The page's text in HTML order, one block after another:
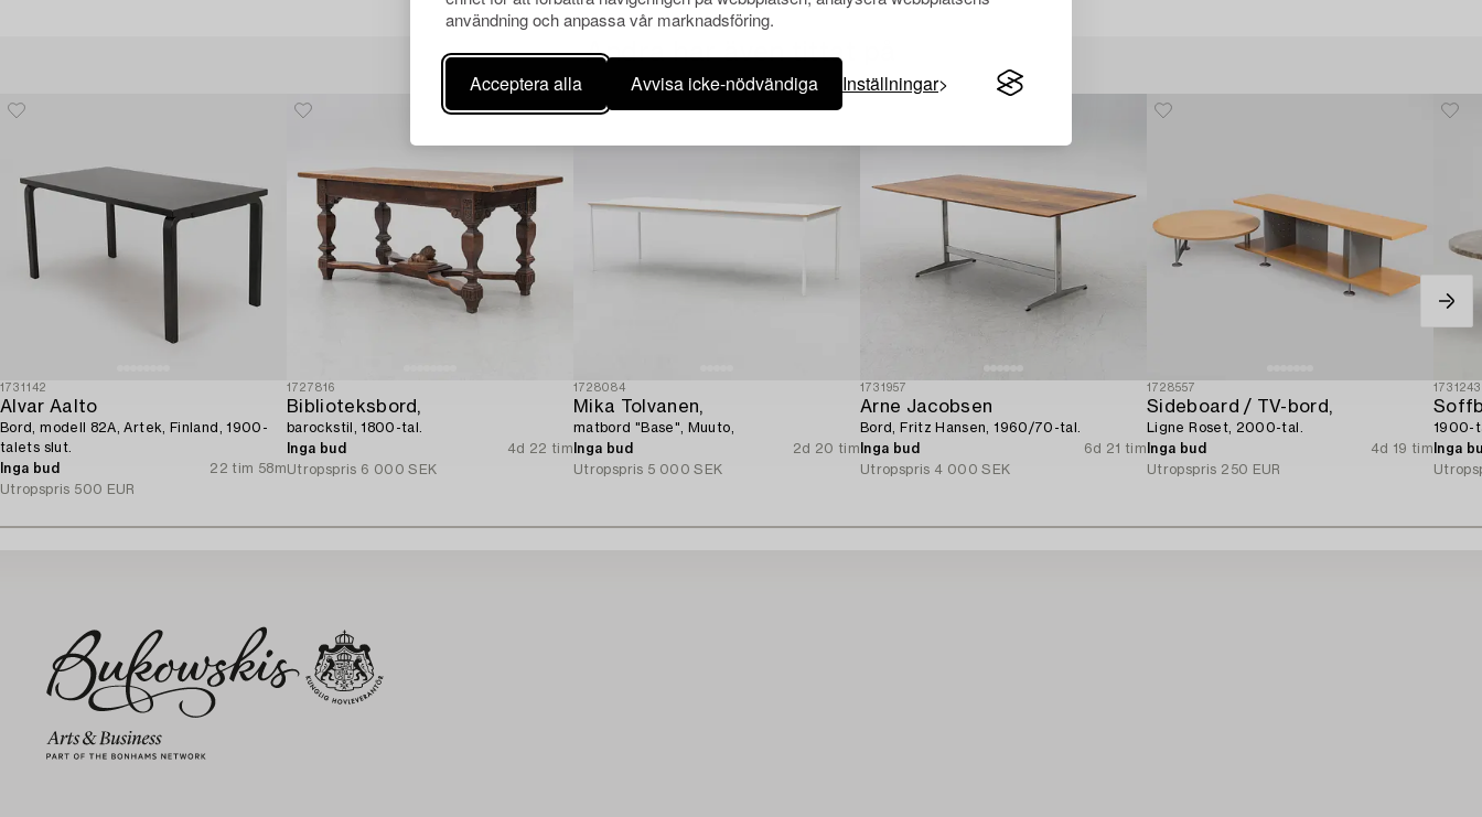
användning och anpassa vår marknadsföring.
Acceptera alla Avvisa icke-nödvändiga Inställningar
Andra har även tittat på
1731142
Alvar Aalto
Bord, modell 82A, Artek, Finland, 1900-
talets slut.
Inga bud
22 tim 58m
Utropspris 500 EUR
1727816
Biblioteksbord,
barockstil, 1800-tal.
Inga bud
4d 22 tim
Utropspris 6 000 SEK
1728084
Mika Tolvanen,
matbord "Base", Muuto,
Inga bud
2d 20 tim
Utropspris 5 000 SEK
1731957
Arne Jacobsen
Bord, Fritz Hansen, 1960/70-tal.
Inga bud
6d 21 tim
Utropspris 4 000 SEK
1728557
Sideboard / TV-bord,
Ligne Roset, 2000-tal.
Inga bud
4d 19 tim
Utropspris 250 EUR
1731243
1900-
Inga